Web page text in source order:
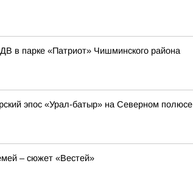
в парке «Патриот» Чишминского района
эпос «Урал-батыр» на Северном полюсе
– сюжет «Вестей»